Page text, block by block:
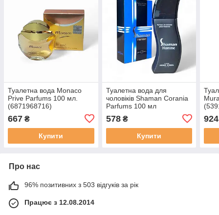
Туалетна вода Monaco
Prive Parfums 100 мл.
(6871968716)
667 ₴
Купити
Туалетна вода для
чоловіків Shaman Corania
Parfums 100 мл
578₴
Купити
924
Про нас
96% позитивних з 503 відгуків за рік
Працює з 12.08.2014